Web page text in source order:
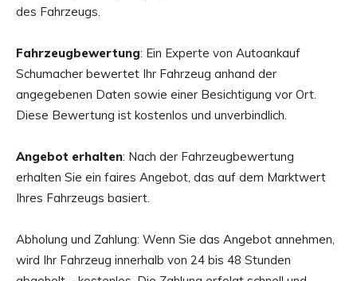
des Fahrzeugs.
Fahrzeugbewertung: Ein Experte von Autoankauf
Schumacher bewertet Ihr Fahrzeug anhand der
angegebenen Daten sowie einer Besichtigung vor Ort.
Diese Bewertung ist kostenlos und unverbindlich.
Angebot erhalten: Nach der Fahrzeugbewertung
erhalten Sie ein faires Angebot, das auf dem Marktwert
Ihres Fahrzeugs basiert.
Abholung und Zahlung: Wenn Sie das Angebot annehmen,
wird Ihr Fahrzeug innerhalb von 24 bis 48 Stunden